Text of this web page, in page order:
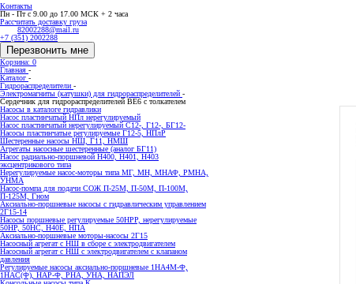
Контакты
Пн - Пт с 9.00 до 17.00 МСК + 2 часа
Рассчитать доставку груза
82002288@mail.ru
+7 (351) 2002288
Перезвонить мне
Корзина: 0
Главная -
Каталог -
Гидрораспределители -
Электромагниты (катушки) для гидрораспределителей -
Сердечник для гидрораспределителей ВЕ6 с толкателем
Насосы в каталоге гидравлики
Насос пластинчатый НПл нерегулируемый
Насос пластинчатый нерегулируемый С12-, Г12-, БГ12-
Насосы пластинчатые регулируемые Г12-5, НПлР
Шестеренные насосы НШ, Г11, НМШ
Агрегаты насосные шестеренные (аналог БГ11)
Насос радиально-поршневой Н400, Н401, Н403
эксцентрикового типа
Нерегулируемые насос-моторы типа МГ, МН, МНАФ, РМНА,
УНМА
Насос-помпа для подачи СОЖ П-25М, П-50М, П-100М,
П-125М, Гном
Аксиально-поршневые насосы с гидравлическим управлением
2Г15-14
Насосы поршневые регулируемые 50НРР, нерегулируемые
50НР, 50НС, Н40Е, НПА
Аксиально-поршневые моторы-насосы 2Г15
Насосный агрегат с НШ в сборе с электродвигателем
Насосный агрегат с НШ с электродвигателем с клапаном
давления
Регулируемые насосы аксиально-поршневые 1НА4М-Ф,
1НАС(Ф), НАР-Ф, РНА, УНА, НАПЭЛ